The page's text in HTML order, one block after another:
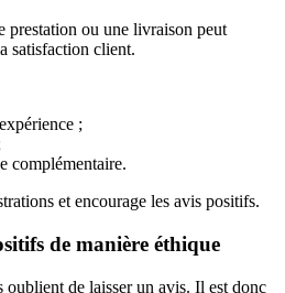
prestation ou une livraison peut
satisfaction client.
;
complémentaire.
et encourage les avis positifs.
de manière éthique
oublient de laisser un avis. Il est donc